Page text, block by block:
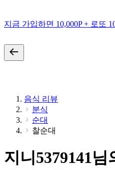
지금 가입하면 10,000P + 로또
음식 리뷰
분식
순대
찰순대
지니5379141